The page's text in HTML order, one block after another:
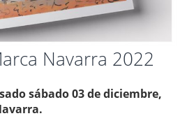
Navarra 2022
sábado 03 de diciembre,